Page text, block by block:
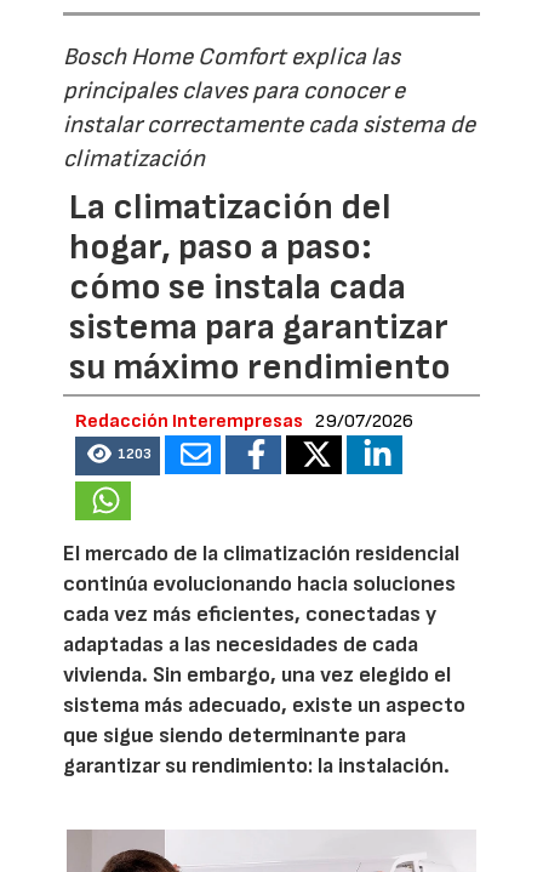
Bosch Home Comfort explica las
principales claves para conocer e
instalar correctamente cada sistema de
climatización
La climatización del
hogar, paso a paso:
cómo se instala cada
sistema para garantizar
su máximo rendimiento
Redacción Interempresas 29/07/2026
1203
El mercado de la climatización residencial
continúa evolucionando hacia soluciones
cada vez más eficientes, conectadas y
adaptadas a las necesidades de cada
vivienda. Sin embargo, una vez elegido el
sistema más adecuado, existe un aspecto
que sigue siendo determinante para
garantizar su rendimiento: la instalación.